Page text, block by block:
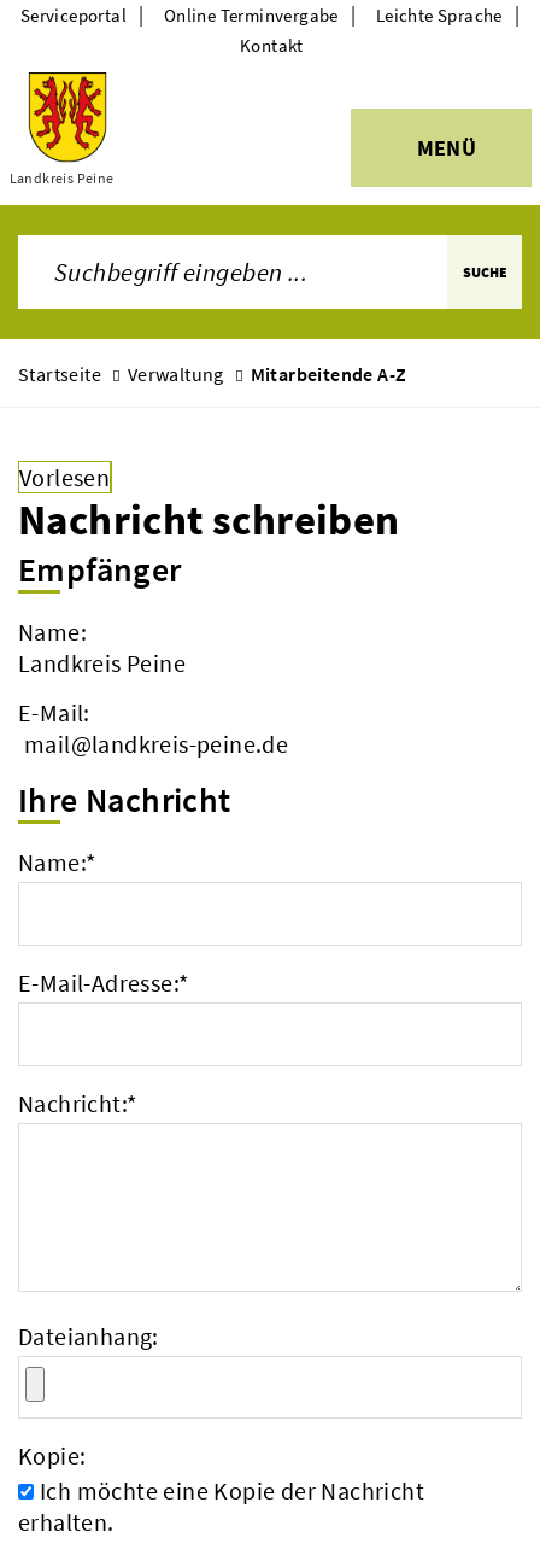
Themen
Landkreis Peine
MENÜ
Serviceportal | Online Terminvergabe | Leichte Sprache |
Kontakt
SUCHE
Startseite Verwaltung Mitarbeitende A-Z
Vorlesen
Nachricht schreiben
Empfänger
Name:
Landkreis Peine
E-Mail:
mail@landkreis-peine.de
Ihre Nachricht
Name:*
E-Mail-Adresse:*
Nachricht:*
Dateianhang:
Kopie:
Ich möchte eine Kopie der Nachricht
erhalten.